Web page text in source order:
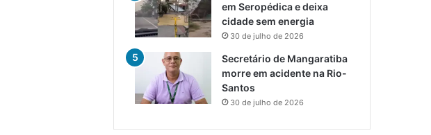
em Seropédica e deixa
cidade sem energia
30 de julho de 2026
Secretário de Mangaratiba
morre em acidente na Rio-
Santos
30 de julho de 2026